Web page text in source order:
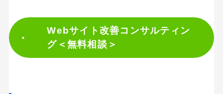
Webサイト改善コンサルティン
グ＜無料相談＞